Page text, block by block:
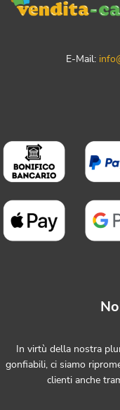
E-Mail:
In virtù della nostra
gonfiabili, ci siamo
clienti anche